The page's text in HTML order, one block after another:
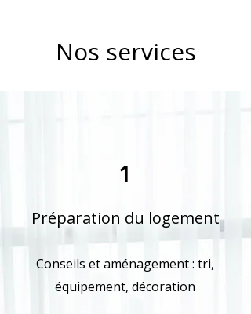
Nos services
1
Préparation du logement
Conseils et aménagement : tri,
équipement, décoration